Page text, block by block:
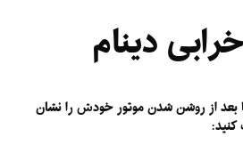
دینام
از روشن شدن موتور خودش را نشان